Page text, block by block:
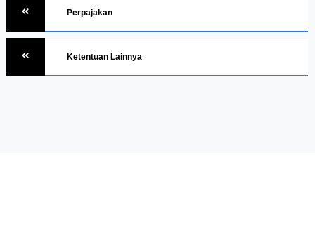
Perpajakan
Ketentuan Lainnya